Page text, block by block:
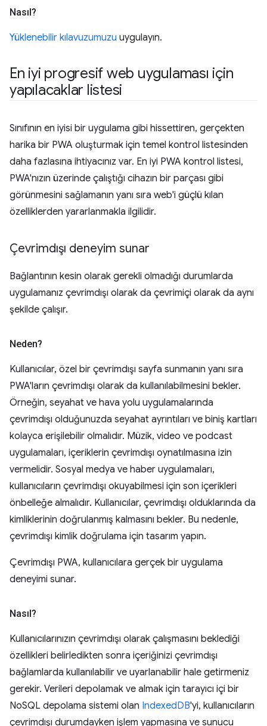
Nasıl?
Yüklenebilir kılavuzumuzu uygulayın.
En iyi progresif web uygulaması için
yapılacaklar listesi
Sınıfının en iyisi bir uygulama gibi hissettiren, gerçekten
harika bir PWA oluşturmak için temel kontrol listesinden
daha fazlasına ihtiyacınız var. En iyi PWA kontrol listesi,
PWA'nızın üzerinde çalıştığı cihazın bir parçası gibi
görünmesini sağlamanın yanı sıra web'i güçlü kılan
özelliklerden yararlanmakla ilgilidir.
Çevrimdışı deneyim sunar
Bağlantının kesin olarak gerekli olmadığı durumlarda
uygulamanız çevrimdışı olarak da çevrimiçi olarak da aynı
şekilde çalışır.
Neden?
Kullanıcılar, özel bir çevrimdışı sayfa sunmanın yanı sıra
PWA'ların çevrimdışı olarak da kullanılabilmesini bekler.
Örneğin, seyahat ve hava yolu uygulamalarında
çevrimdışı olduğunuzda seyahat ayrıntıları ve biniş kartları
kolayca erişilebilir olmalıdır. Müzik, video ve podcast
uygulamaları, içeriklerin çevrimdışı oynatılmasına izin
vermelidir. Sosyal medya ve haber uygulamaları,
kullanıcıların çevrimdışı okuyabilmesi için son içerikleri
önbelleğe almalıdır. Kullanıcılar, çevrimdışı olduklarında da
kimliklerinin doğrulanmış kalmasını bekler. Bu nedenle,
çevrimdışı kimlik doğrulama için tasarım yapın.
Çevrimdışı PWA, kullanıcılara gerçek bir uygulama
deneyimi sunar.
Nasıl?
Kullanıcılarınızın çevrimdışı olarak çalışmasını beklediği
özellikleri belirledikten sonra içeriğinizi çevrimdışı
bağlamlarda kullanılabilir ve uyarlanabilir hale getirmeniz
gerekir. Verileri depolamak ve almak için tarayıcı içi bir
NoSQL depolama sistemi olan IndexedDB'yi, kullanıcıların
çevrimdışı durumdayken işlem yapmasına ve sunucu